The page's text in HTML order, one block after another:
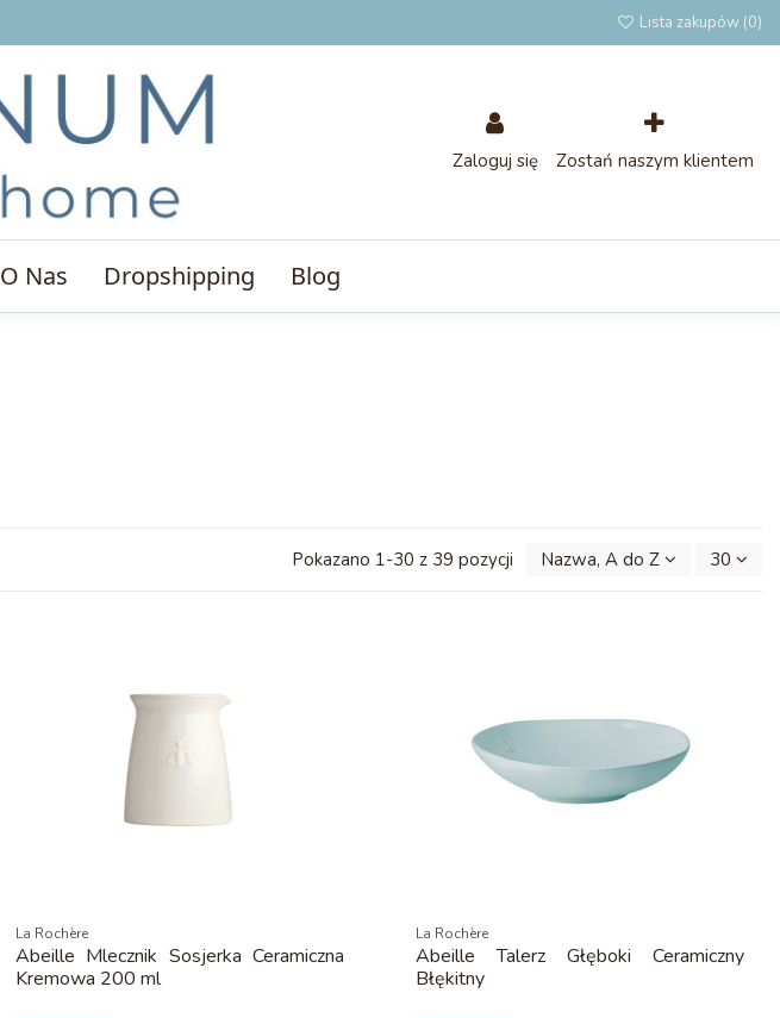
Lista zakupów (0)
Zaloguj się Zostań naszym klientem
O Nas Dropshipping Blog
Pokazano 1-30 z 39 pozycji Nazwa, A do Z 30
La Rochère
Abeille Mlecznik Sosjerka Ceramiczna
Kremowa 200 ml
La Rochère
Abeille Talerz Głęboki Ceramiczny
Błękitny